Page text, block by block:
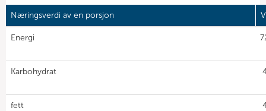
Næringsverdi av en porsjon
Energi
Karbohydrat
fett